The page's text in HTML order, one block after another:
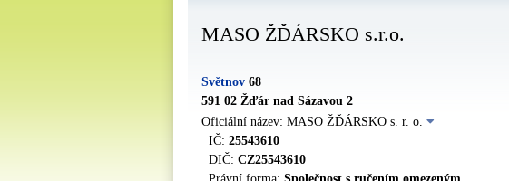
MASO ŽĎÁRSKO s.r.o.
Světnov 68
591 02 Žďár nad Sázavou 2
Oficiální název: MASO ŽĎÁRSKO s. r. o.
IČ: 25543610
DIČ: CZ25543610